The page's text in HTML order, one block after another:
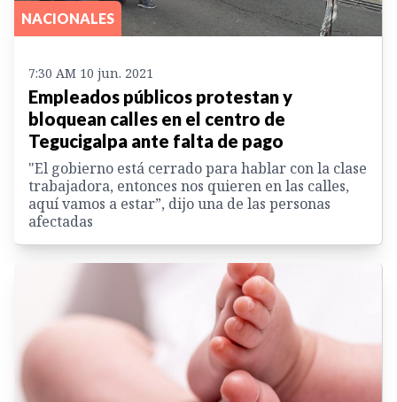
NACIONALES
7:30 AM 10 jun. 2021
Empleados públicos protestan y
bloquean calles en el centro de
Tegucigalpa ante falta de pago
"El gobierno está cerrado para hablar con la clase
trabajadora, entonces nos quieren en las calles,
aquí vamos a estar”, dijo una de las personas
afectadas